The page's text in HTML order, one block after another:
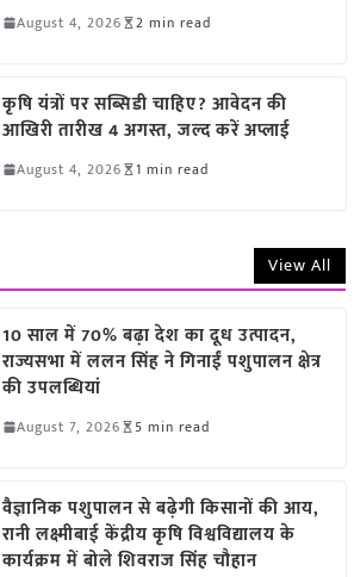
August 4, 2026 2 min read
कृषि यंत्रों पर सब्सिडी चाहिए? आवेदन की
आखिरी तारीख 4 अगस्त, जल्द करें अप्लाई
August 4, 2026 1 min read
View All
10 साल में 70% बढ़ा देश का दूध उत्पादन,
राज्यसभा में ललन सिंह ने गिनाईं पशुपालन क्षेत्र
की उपलब्धियां
August 7, 2026 5 min read
वैज्ञानिक पशुपालन से बढ़ेगी किसानों की आय,
रानी लक्ष्मीबाई केंद्रीय कृषि विश्वविद्यालय के
कार्यक्रम में बोले शिवराज सिंह चौहान